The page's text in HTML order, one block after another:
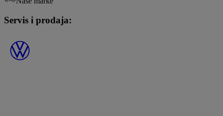
Servis i prodaja: